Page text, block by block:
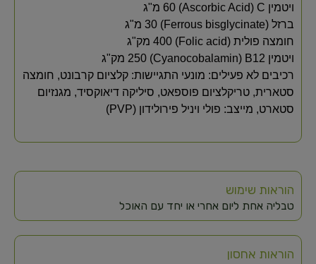
ויטמין C‏ (Ascorbic Acid)‏ 60 מ"ג
ברזל‏ (Ferrous bisglycinate)‏ 30 מ"ג
חומצה פולית‏ (Folic acid)‏ 400 מק"ג
ויטמין B12‏ (Cyanocobalamin)‏ 250 מק"ג
רכיבים לא פעילים: מונעי התגיישות: קלציום קרבונט, חומצה
סטארית, טריקלציום פוספאט, סיליקה דיאוקסיד, מגנזיום
סטארט, מייצב: פולי ויניל פירולידון (PVP)
הוראות שימוש
טבליה אחת ליום אחרי או יחד עם האוכל
הוראות אחסון